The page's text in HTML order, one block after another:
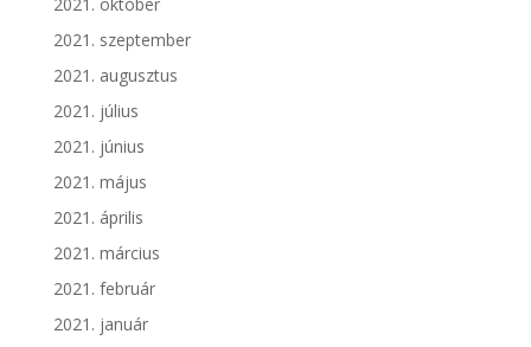
2021. szeptember
2021. augusztus
2021. július
2021. június
2021. május
2021. április
2021. március
2021. február
2021. január